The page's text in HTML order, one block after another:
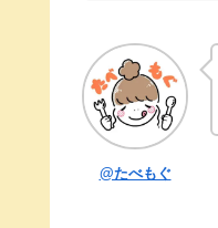
@たべもぐ